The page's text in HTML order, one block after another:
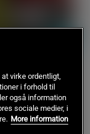
2,2 kg
+ 4 varianter
virke ordentligt,
i forhold til
også information
sociale medier, i
More information